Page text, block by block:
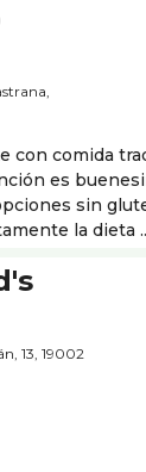
con comida
es
sin
la dieta
13, 19002